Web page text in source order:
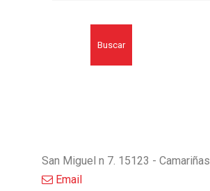
Buscar
San Miguel n 7. 15123 - Camariñas
Email